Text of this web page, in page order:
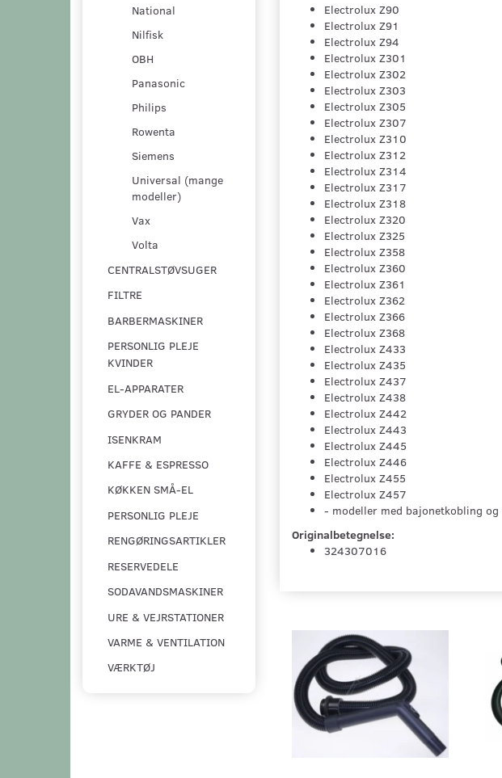
National
Nilfisk
OBH
Panasonic
Philips
Rowenta
Siemens
Universal (mange
modeller)
Vax
Volta
CENTRALSTØVSUGER
FILTRE
BARBERMASKINER
PERSONLIG PLEJE
KVINDER
EL-APPARATER
GRYDER OG PANDER
ISENKRAM
KAFFE & ESPRESSO
KØKKEN SMÅ-EL
PERSONLIG PLEJE
RENGØRINGSARTIKLER
RESERVEDELE
SODAVANDSMASKINER
URE & VEJRSTATIONER
VARME & VENTILATION
VÆRKTØJ
Electrolux Z90
Electrolux Z91
Electrolux Z94
Electrolux Z301
Electrolux Z302
Electrolux Z303
Electrolux Z305
Electrolux Z307
Electrolux Z310
Electrolux Z312
Electrolux Z314
Electrolux Z317
Electrolux Z318
Electrolux Z320
Electrolux Z325
Electrolux Z358
Electrolux Z360
Electrolux Z361
Electrolux Z362
Electrolux Z366
Electrolux Z368
Electrolux Z433
Electrolux Z435
Electrolux Z437
Electrolux Z438
Electrolux Z442
Electrolux Z443
Electrolux Z445
Electrolux Z446
Electrolux Z455
Electrolux Z457
- modeller med bajonetkobling
Originalbetegnelse:
324307016